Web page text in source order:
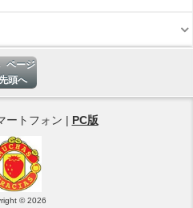
ページ
頭へ
ートフォン | PC版
© 2026